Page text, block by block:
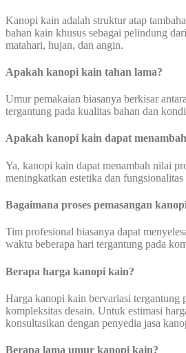
Kanopi kain adalah struktur atap
bahan kain khusus sebagai pelindung
matahari, hujan, dan angin.
Apakah kanopi kain tahan lama?
Umur pemakaian biasanya berkisar
tergantung pada kualitas bahan dan
Apakah kanopi kain dapat
Ya, kanopi kain dapat menambah nilai
meningkatkan estetika dan fungsionalitas
Bagaimana proses pemasangan
Tim profesional biasanya dapat
waktu beberapa hari tergantung pada
Berapa harga kanopi kain?
Harga kanopi kain bervariasi tergantung
kompleksitas desain. Untuk estimasi
konsultasikan dengan penyedia jasa
Berapa lama umur kanopi kain?